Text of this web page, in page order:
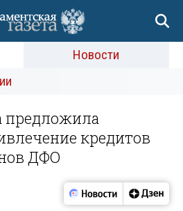
Новости
предложила
кредитов
ДФО